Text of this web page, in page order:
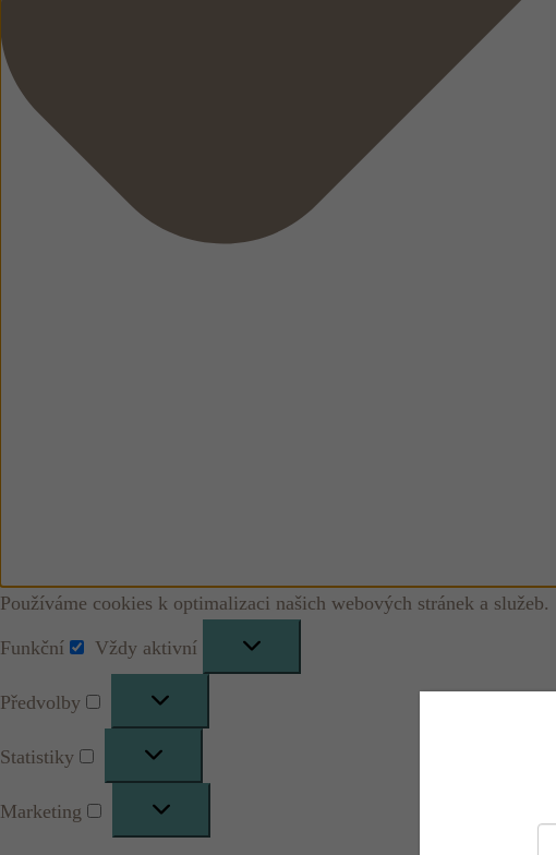
Používáme cookies k optimalizaci našich webových stránek a služeb.
Funkční
Funkční
Vždy aktivní
Předvolby
Statistiky
Marketing